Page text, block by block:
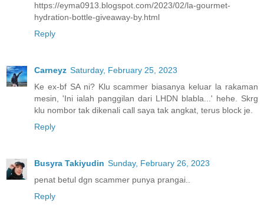
https://eyma0913.blogspot.com/2023/02/la-gourmet-
hydration-bottle-giveaway-by.html
Reply
Carneyz Saturday, February 25, 2023
Ke ex-bf SA ni? Klu scammer biasanya keluar la rakaman
mesin, 'Ini ialah panggilan dari LHDN blabla...' hehe. Skrg
klu nombor tak dikenali call saya tak angkat, terus block je.
Reply
Busyra Takiyudin Sunday, February 26, 2023
penat betul dgn scammer punya prangai..
Reply